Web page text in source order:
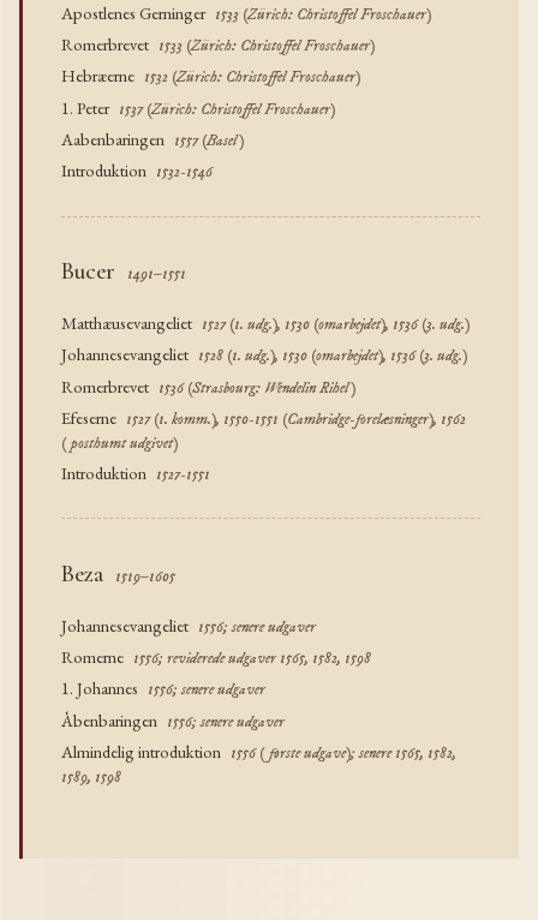
Apostlenes Gerninger 1533 (Zürich: Christoffel Froschauer)
Romerbrevet 1533 (Zürich: Christoffel Froschauer)
Hebræerne 1532 (Zürich: Christoffel Froschauer)
1. Peter 1537 (Zürich: Christoffel Froschauer)
Aabenbaringen 1557 (Basel)
Introduktion 1532-1546
Bucer 1491–1551
Matthæusevangeliet 1527 (1. udg.), 1530 (omarbejdet), 1536 (3. udg.)
Johannesevangeliet 1528 (1. udg.), 1530 (omarbejdet), 1536 (3. udg.)
Romerbrevet 1536 (Strasbourg: Wendelin Rihel)
Efeserne 1527 (1. komm.), 1550-1551 (Cambridge-forelæsninger), 1562
(posthumt udgivet)
Introduktion 1527-1551
Beza 1519–1605
Johannesevangeliet 1556; senere udgaver
Romerne 1556; reviderede udgaver 1565, 1582, 1598
1. Johannes 1556; senere udgaver
Åbenbaringen 1556; senere udgaver
Almindelig introduktion 1556 (første udgave); senere 1565, 1582,
1589, 1598